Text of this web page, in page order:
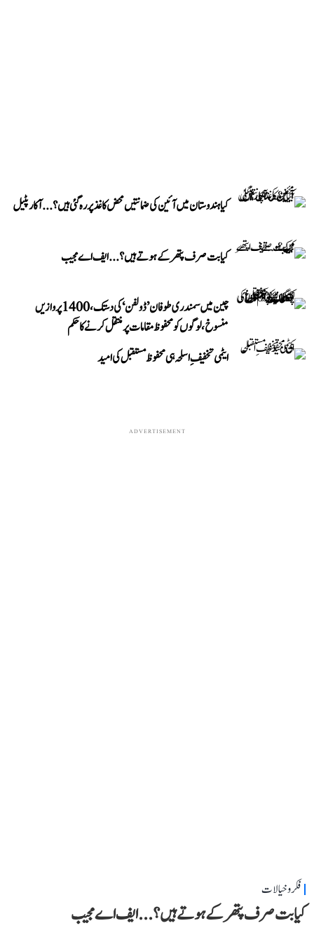
کیا ہندوستان میں آئین کی ضمانتیں محض کاغذ پر رہ گئی ہیں؟...آکار پٹیل
کیا بت صرف پتھر کے ہوتے ہیں؟...ایف اے مجیب
چین میں سمندری طوفان ’ڈولفن‘ کی دستک، 1400 پروازیں
منسوخ، لوگوں کو محفوظ مقامات پر منتقل کرنے کا حکم
ایٹمی تخفیفِ اسلحہ ہی محفوظ مستقبل کی امید
ADVERTISEMENT
فکر و خیالات
کیا بت صرف پتھر کے ہوتے ہیں؟...ایف اے مجیب